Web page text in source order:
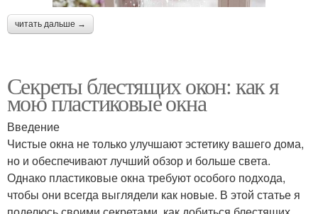
читать дальше →
Секреты блестящих окон: как я
мою пластиковые окна
Введение
Чистые окна не только улучшают эстетику вашего дома,
но и обеспечивают лучший обзор и больше света.
Однако пластиковые окна требуют особого подхода,
чтобы они всегда выглядели как новые. В этой статье я